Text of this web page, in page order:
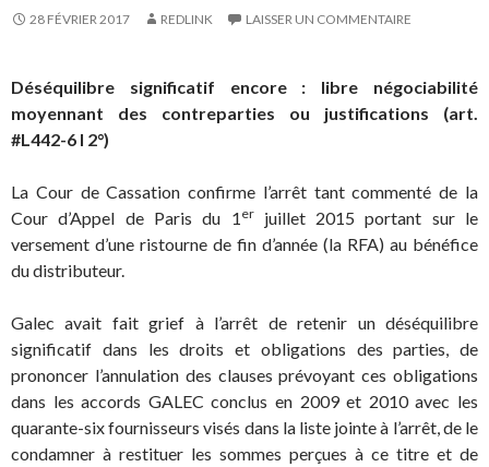
28 FÉVRIER 2017 REDLINK LAISSER UN COMMENTAIRE
Déséquilibre significatif encore : libre négociabilité
moyennant des contreparties ou justifications (art.
#L442-6 I 2°)
La Cour de Cassation confirme l’arrêt tant commenté de la
Cour d’Appel de Paris du 1 erjuillet 2015 portant sur le
versement d’une ristourne de fin d’année (la RFA) au bénéfice
du distributeur.
Galec avait fait grief à l’arrêt de retenir un déséquilibre
significatif dans les droits et obligations des parties, de
prononcer l’annulation des clauses prévoyant ces obligations
dans les accords GALEC conclus en 2009 et 2010 avec les
quarante-six fournisseurs visés dans la liste jointe à l’arrêt, de le
condamner à restituer les sommes perçues à ce titre et de